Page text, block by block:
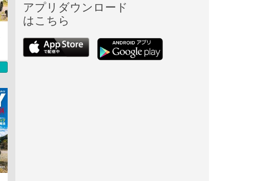
アプリダウンロード
はこちら